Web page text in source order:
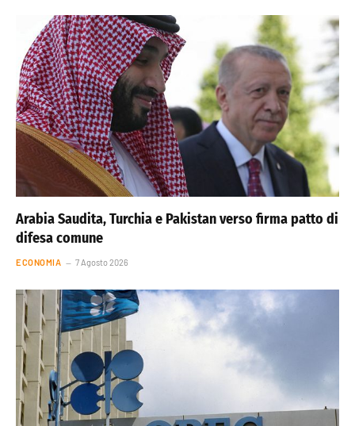
Arabia Saudita, Turchia e Pakistan verso firma patto di
difesa comune
ECONOMIA 7 Agosto 2026